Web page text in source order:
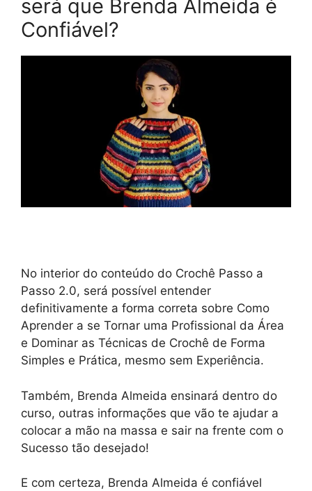
será que Brenda Almeida é
Confiável?
No interior do conteúdo do Crochê Passo a
Passo 2.0, será possível entender
definitivamente a forma correta sobre Como
Aprender a se Tornar uma Profissional da Área
e Dominar as Técnicas de Crochê de Forma
Simples e Prática, mesmo sem Experiência.
Também, Brenda Almeida ensinará dentro do
curso, outras informações que vão te ajudar a
colocar a mão na massa e sair na frente com o
Sucesso tão desejado!
E com certeza, Brenda Almeida é confiável